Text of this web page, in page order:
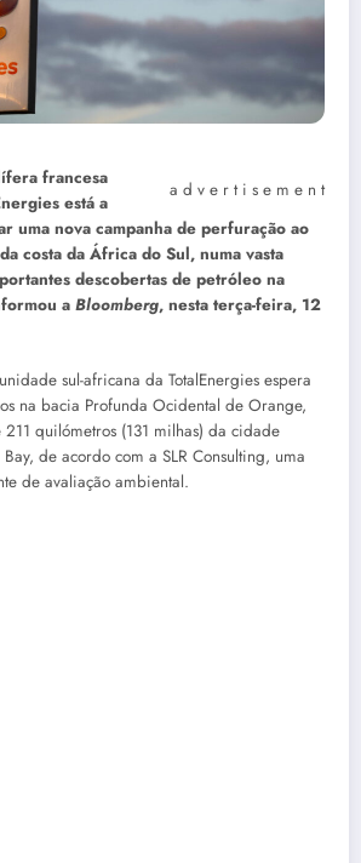
a d v e r t i s e m e n t
francesa
está a
uma nova campanha de perfuração ao
costa da África do Sul, numa vasta
descobertas de petróleo na
a Bloomberg, nesta terça-feira, 12
sul-africana da TotalEnergies espera
na bacia Profunda Ocidental de Orange,
quilómetros (131 milhas) da cidade
de acordo com a SLR Consulting, uma
de avaliação ambiental.